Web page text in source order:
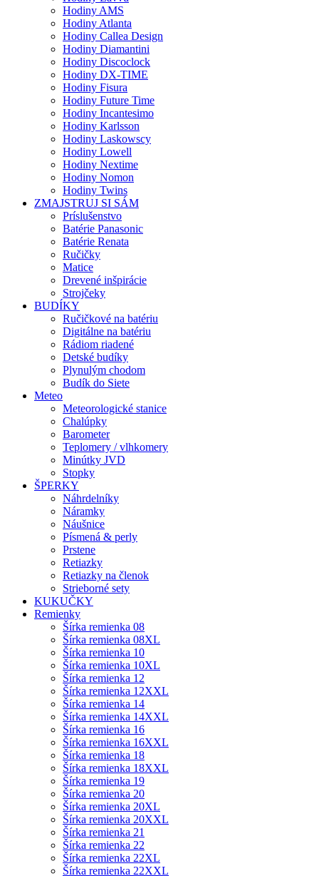
Hodiny AMS
Hodiny Atlanta
Hodiny Callea Design
Hodiny Diamantini
Hodiny Discoclock
Hodiny DX-TIME
Hodiny Fisura
Hodiny Future Time
Hodiny Incantesimo
Hodiny Karlsson
Hodiny Laskowscy
Hodiny Lowell
Hodiny Nextime
Hodiny Nomon
Hodiny Twins
ZMAJSTRUJ SI SÁM
Príslušenstvo
Batérie Panasonic
Batérie Renata
Ručičky
Matice
Drevené inšpirácie
Strojčeky
BUDÍKY
Ručičkové na batériu
Digitálne na batériu
Rádiom riadené
Detské budíky
Plynulým chodom
Budík do Siete
Meteo
Meteorologické stanice
Chalúpky
Barometer
Teplomery / vlhkomery
Minútky JVD
Stopky
ŠPERKY
Náhrdelníky
Náramky
Náušnice
Písmená & perly
Prstene
Retiazky
Retiazky na členok
Strieborné sety
KUKUČKY
Remienky
Šírka remienka 08
Šírka remienka 08XL
Šírka remienka 10
Šírka remienka 10XL
Šírka remienka 12
Šírka remienka 12XXL
Šírka remienka 14
Šírka remienka 14XXL
Šírka remienka 16
Šírka remienka 16XXL
Šírka remienka 18
Šírka remienka 18XXL
Šírka remienka 19
Šírka remienka 20
Šírka remienka 20XL
Šírka remienka 20XXL
Šírka remienka 21
Šírka remienka 22
Šírka remienka 22XL
Šírka remienka 22XXL